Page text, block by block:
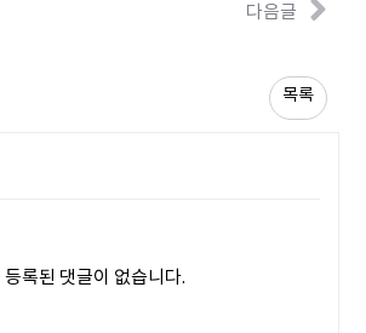
다음글
목록
등록된 댓글이 없습니다.